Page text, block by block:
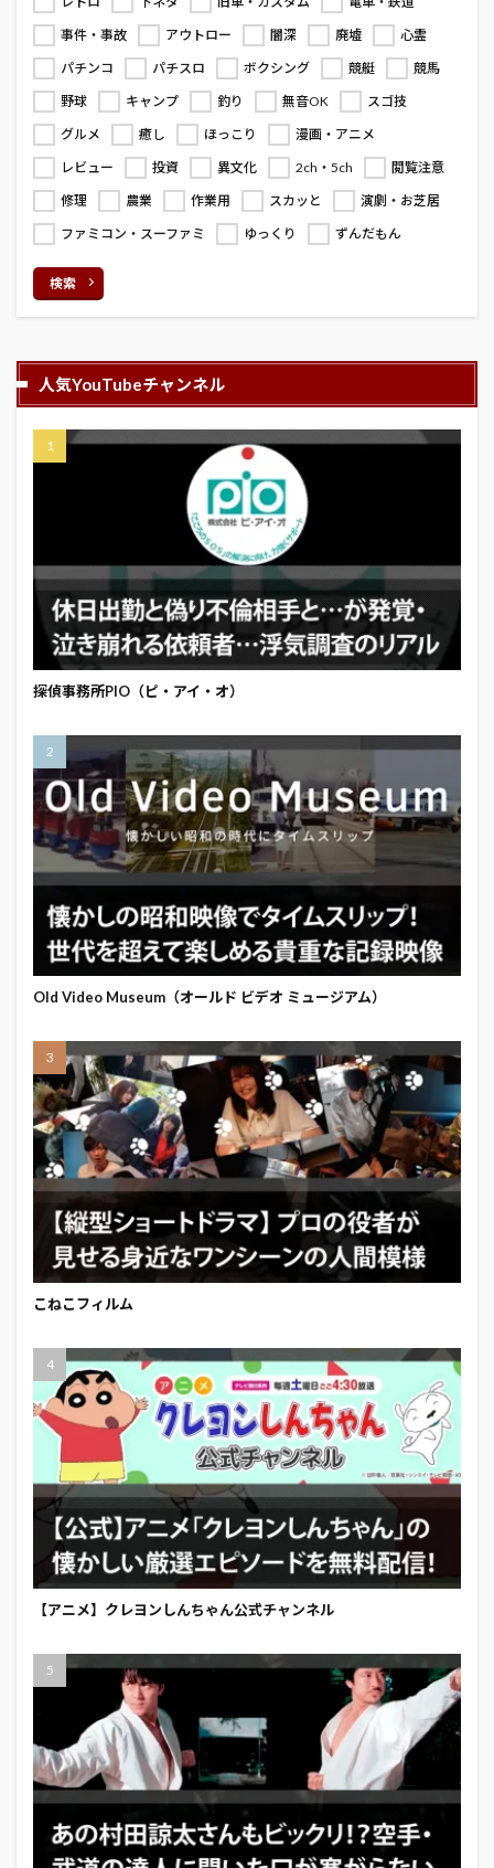
事件・事故
アウトロー 闇深 廃墟
心霊
パチンコ
パチスロ ボクシング 競艇
競馬
野球
キャンプ 釣り 無音OK
スゴ技
グルメ
癒し ほっこり
漫画・アニメ
レビュー
投資 異文化 2ch・5ch
閲覧注意
修理
農業 作業用 スカッと
演劇・お芝居
ファミコン・スーファミ
ゆっくり ずんだもん
検索
人気YouTubeチャンネル
探偵事務所PIO（ピ・アイ・オ）
Old Video Museum（オールド ビデオ ミュージアム）
こねこフィルム
【アニメ】クレヨンしんちゃん公式チャンネル